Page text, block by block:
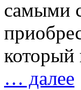
самыми
который
… далее